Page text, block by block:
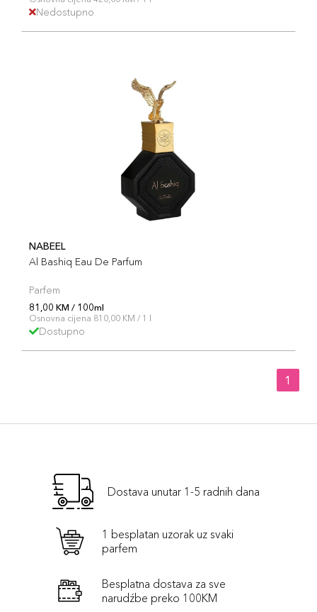
Nedostupno
NABEEL
Al Bashiq Eau De Parfum
Parfem
81,00 KM / 100ml
Osnovna cijena 810,00 KM / 1 l
Dostupno
1
Dostava unutar 1-5 radnih dana
1 besplatan uzorak uz svaki
parfem
Besplatna dostava za sve
narudźbe preko 100KM